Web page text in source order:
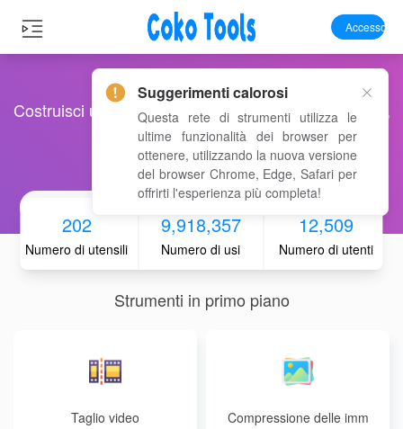
Accesso
Costruisci una cassetta degli attrezzi online comoda,
veloce e gratuita
202
Numero di utensili
9,918,357
Numero di usi
12,509
Numero di utenti
Strumenti in primo piano
Taglio video
Compressione delle imm
Suggerimenti calorosi
Questa rete di strumenti utilizza le
ultime funzionalità dei browser per
ottenere, utilizzando la nuova versione
del browser Chrome, Edge, Safari per
offrirti l'esperienza più completa!